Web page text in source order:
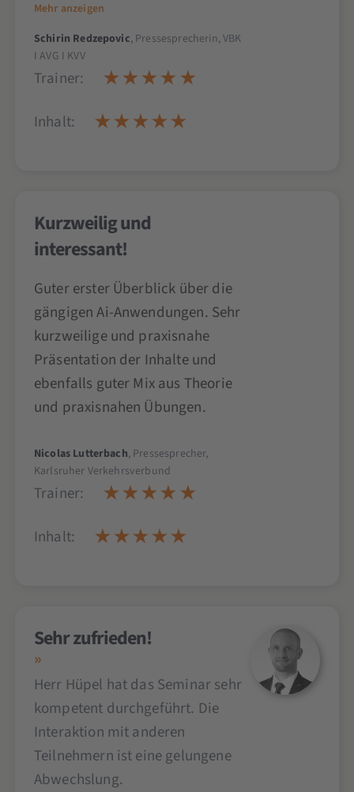
Mehr anzeigen
Schirin Redzepovic, Pressesprecherin, VBK
I AVG I KVV
Trainer:
Inhalt:
Kurzweilig und
interessant!
Guter erster Überblick über die
gängigen Ai-Anwendungen. Sehr
kurzweilige und praxisnahe
Präsentation der Inhalte und
ebenfalls guter Mix aus Theorie
und praxisnahen Übungen.
Nicolas Lutterbach, Pressesprecher,
Karlsruher Verkehrsverbund
Trainer:
Inhalt:
Sehr zufrieden!
Herr Hüpel hat das Seminar sehr
kompetent durchgeführt. Die
Interaktion mit anderen
Teilnehmern ist eine gelungene
Abwechslung.